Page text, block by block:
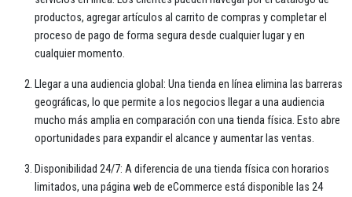
productos, agregar artículos al carrito de compras y completar el
proceso de pago de forma segura desde cualquier lugar y en
cualquier momento.
Llegar a una audiencia global: Una tienda en línea elimina las barreras
geográficas, lo que permite a los negocios llegar a una audiencia
mucho más amplia en comparación con una tienda física. Esto abre
oportunidades para expandir el alcance y aumentar las ventas.
Disponibilidad 24/7: A diferencia de una tienda física con horarios
limitados, una página web de eCommerce está disponible las 24